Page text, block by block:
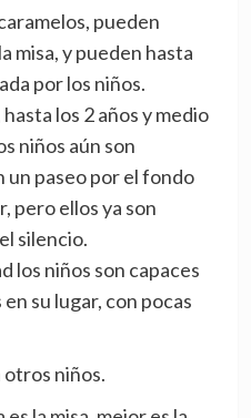
pueden
misa, y pueden hasta
por los niños.
los 2 años y medio
niños aún son
paseo por el fondo
pero ellos ya son
silencio.
los niños son capaces
su lugar, con pocas
niños.